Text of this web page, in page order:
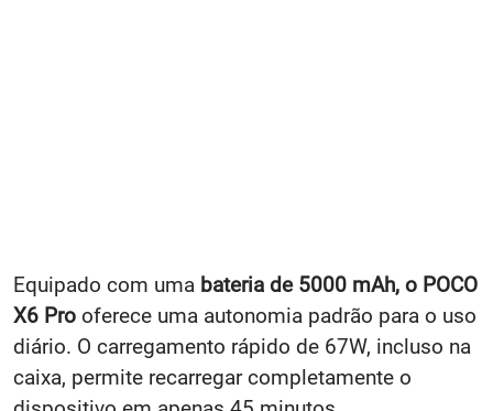
Equipado com uma bateria de 5000 mAh, o POCO
X6 Pro oferece uma autonomia padrão para o uso
diário. O carregamento rápido de 67W, incluso na
caixa, permite recarregar completamente o